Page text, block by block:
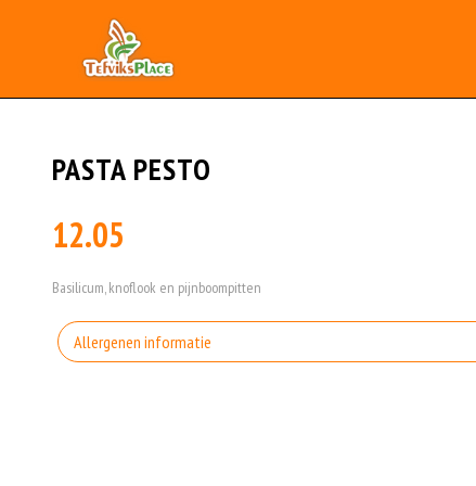
PASTA PESTO
12.05
Basilicum, knoflook en pijnboompitten
Allergenen informatie